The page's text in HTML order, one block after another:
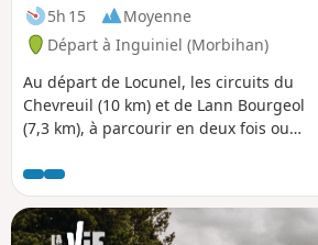
5h 15
Moyenne
Départ à Inguiniel (Morbihan)
Au départ de Locunel, les circuits du
Chevreuil (10 km) et de Lann Bourgeol
(7,3 km), à parcourir en deux fois ou
long des ruisseaux et à travers bois à la
découverte de la campagne d’Inguiniel.
Vous serez sous le charme de ses